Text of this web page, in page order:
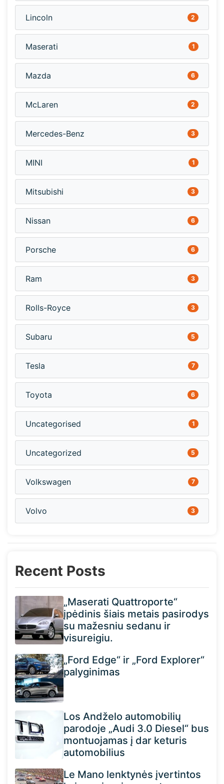
Lincoln 2
Maserati 1
Mazda 6
McLaren 2
Mercedes-Benz 3
MINI 1
Mitsubishi 3
Nissan 6
Porsche 6
Ram 3
Rolls-Royce 3
Subaru 5
Tesla 7
Toyota 6
Uncategorised 1
Uncategorized 5
Volkswagen 7
Volvo 3
Recent Posts
„Maserati Quattroporte“
įpėdinis šiais metais pasirodys
su mažesniu sedanu ir
visureigiu.
„Ford Edge“ ir „Ford Explorer“
palyginimas
Los Andželo automobilių
parodoje „Audi 3.0 Diesel“ bus
montuojamas į dar keturis
automobilius
Le Mano lenktynės įvertintos